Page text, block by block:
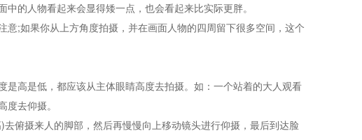
的人物看起来会显得矮一点，也会看起来比实际更胖。
;如果你从上方角度拍摄，并在画面人物的四周留下很多空间，这个
高是低，都应该从主体眼睛高度去拍摄。如：一个站着的大人观看
去仰摄。
俯摄来人的脚部，然后再慢慢向上移动镜头进行仰摄，最后到达脸